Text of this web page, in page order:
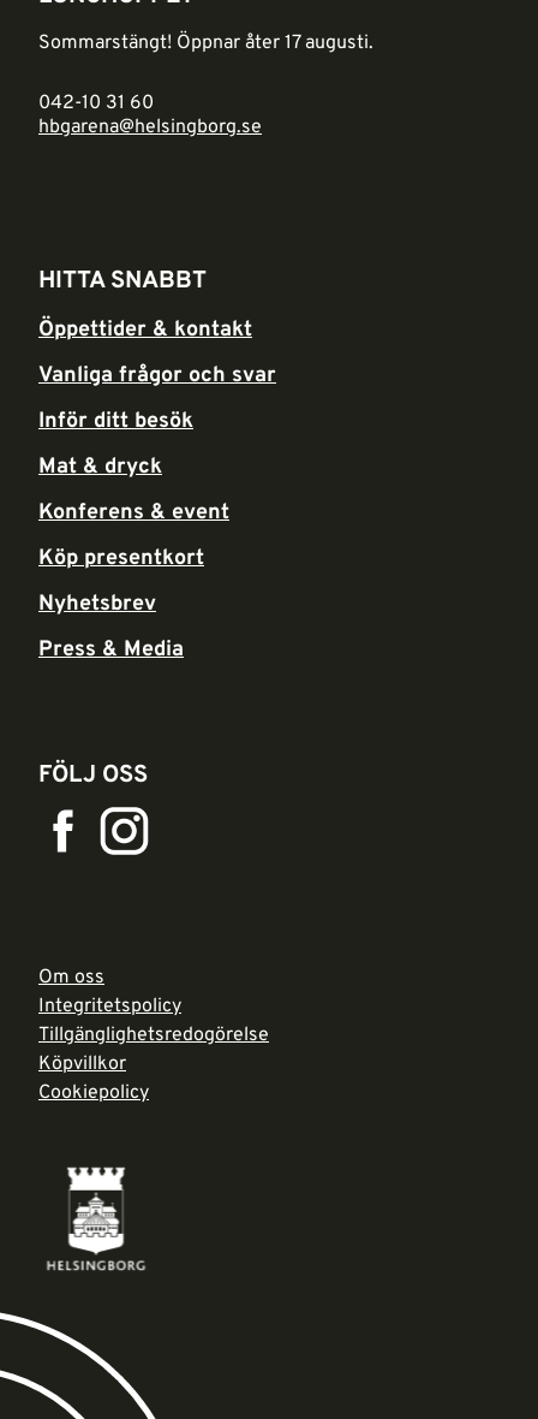
Sommarstängt! Öppnar åter 17 augusti.
042-10 31 60
hbgarena@helsingborg.se
HITTA SNABBT
Öppettider & kontakt
Vanliga frågor och svar
Inför ditt besök
Mat & dryck
Konferens & event
Köp presentkort
Nyhetsbrev
Press & Media
FÖLJ OSS
Om oss
Integritetspolicy
Tillgänglighetsredogörelse
Köpvillkor
Cookiepolicy